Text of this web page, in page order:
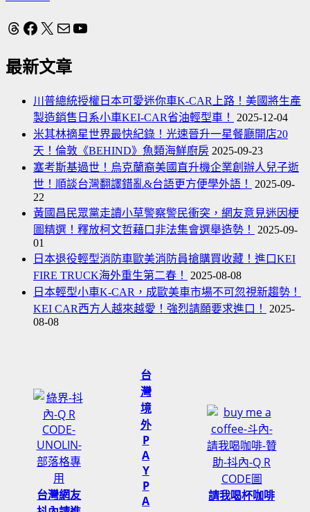
Threads
Facebook
X 電子郵件YouTube
最新文章
川普總統授權日本可愛迷你車K-CAR上路！美國將生產
製造銷售日系小車KEI-CAR省油輕型車！
2025-12-04
米其林摘星世界最快紀錄！光速晉升一星餐廳開店20
天！倫敦《BEHIND》魚類海鮮廚房 2025-09-23
塞考斯基過世！烏克蘭裔美國直升機企業創辦人兒子逝
世！順談台灣翻譯錯亂&台語更方便學外語！
2025-09-
22
黃國昌民眾黨走讀小草警察警民衝突，網友意見迷因梗
圖精選！釋放柯文哲藉口非法集會選舉造勢！
2025-09-
01
日本退役輕型消防車歐美消防員搶購買收藏！進口KEI
FIRE TRUCK海外重生第二春！
2025-08-08
日本輕型小車K-CAR，成歐美車市場不可忽視新趨勢！
KEI CAR西方人越來越愛！強烈請願要求進口！
2025-
08-08
台灣網友
台
灣
境
外
P
A
Y
P
A
請我喝杯咖啡